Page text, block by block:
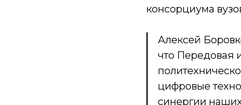
консорциума
Алексей
что Передовая
цифровые
синергии